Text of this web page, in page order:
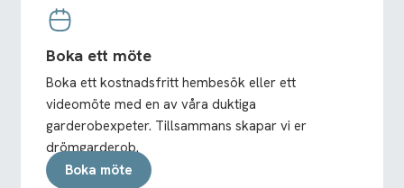
Boka ett möte
Boka ett kostnadsfritt hembesök eller ett
videomöte med en av våra duktiga
garderobexpeter. Tillsammans skapar vi er
drömgarderob.
Boka möte